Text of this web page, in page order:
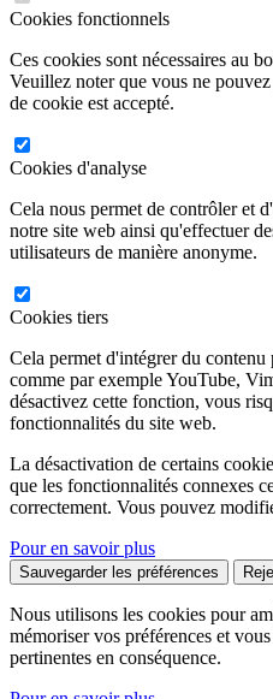
Cookies fonctionnels
Ces cookies sont nécessaires au
Veuillez noter que vous ne
de cookie est accepté.
Cookies d'analyse
Cela nous permet de contrôler et
notre site web ainsi qu'effectuer
utilisateurs de manière anonyme.
Cookies tiers
Cela permet d'intégrer du contenu
comme par exemple YouTube,
désactivez cette fonction, vous
fonctionnalités du site web.
La désactivation de certains
que les fonctionnalités connexes
correctement. Vous pouvez
Pour en savoir plus
Sauvegarder les préférences
Nous utilisons les cookies pour
mémoriser vos préférences et
pertinentes en conséquence.